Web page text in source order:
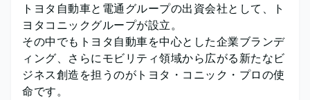
トヨタ自動車と電通グループの出資会社として、ト
ヨタコニックグループが設立。
その中でもトヨタ自動車を中心とした企業ブランデ
ィング、さらにモビリティ領域から広がる新たなビ
ジネス創造を担うのがトヨタ・コニック・プロの使
命です。